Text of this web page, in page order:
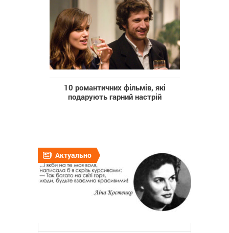
10 романтичних фільмів, які
подарують гарний настрій
Актуально